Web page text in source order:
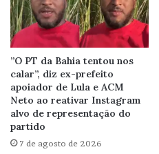
”O PT da Bahia tentou nos
calar”, diz ex-prefeito
apoiador de Lula e ACM
Neto ao reativar Instagram
alvo de representação do
partido
7 de agosto de 2026